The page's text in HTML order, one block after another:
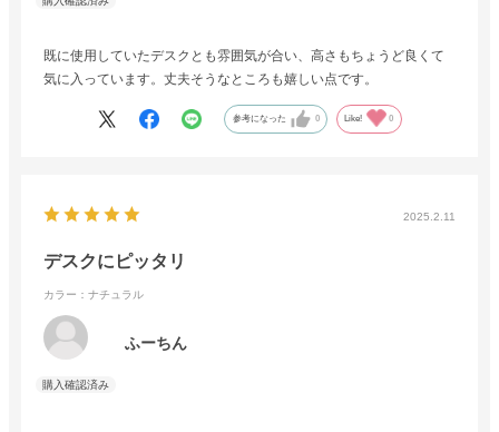
既に使用していたデスクとも雰囲気が合い、高さもちょうど良くて
気に入っています。丈夫そうなところも嬉しい点です。
参考になった 0 Like! 0
2025.2.11
デスクにピッタリ
カラー：ナチュラル
ふーちん